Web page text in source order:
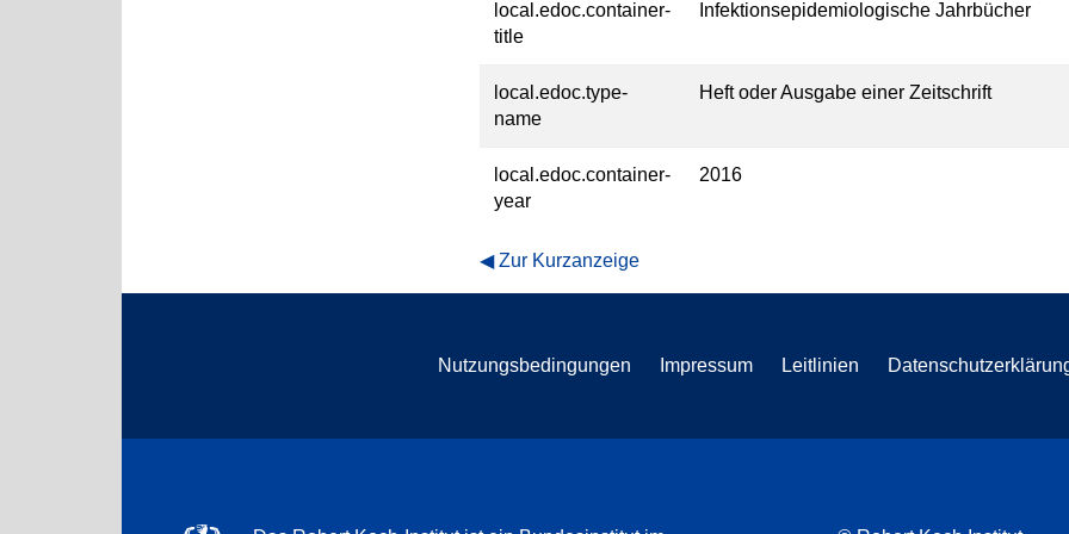
local.edoc.container-
title
Infektionsepidemiologische Jahrbücher
local.edoc.type-
name
Heft oder Ausgabe einer Zeitschrift
local.edoc.container-
year
2016
Zur Kurzanzeige
Nutzungsbedingungen Impressum Leitlinien